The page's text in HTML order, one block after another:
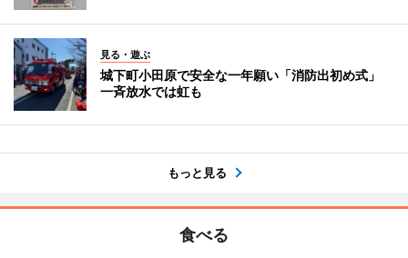
見る・遊ぶ
城下町小田原で安全な一年願い「消防出初め式」
一斉放水では虹も
もっと見る
食べる